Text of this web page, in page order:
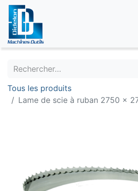
Tous les produits
Lame de scie à ruban 2750 x